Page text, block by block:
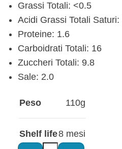
Grassi Totali: <0.5
Acidi Grassi Totali Saturi:
Proteine: 1.6
Carboidrati Totali: 16
Zuccheri Totali: 9.8
Sale: 2.0
Peso 110g
Shelf life8 mesi